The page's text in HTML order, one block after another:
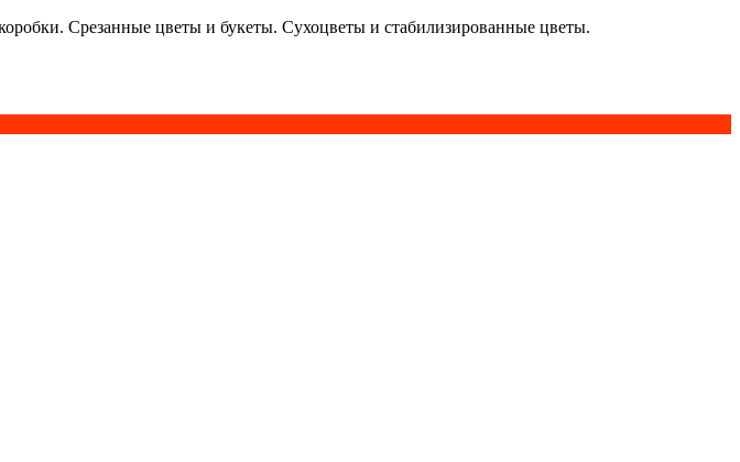
Срезанные цветы и букеты. Сухоцветы и стабилизированные цветы.